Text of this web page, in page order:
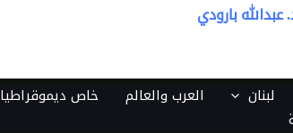
عبدالله بارودي
لبنان العرب والعالم خاص ديموقراطيا